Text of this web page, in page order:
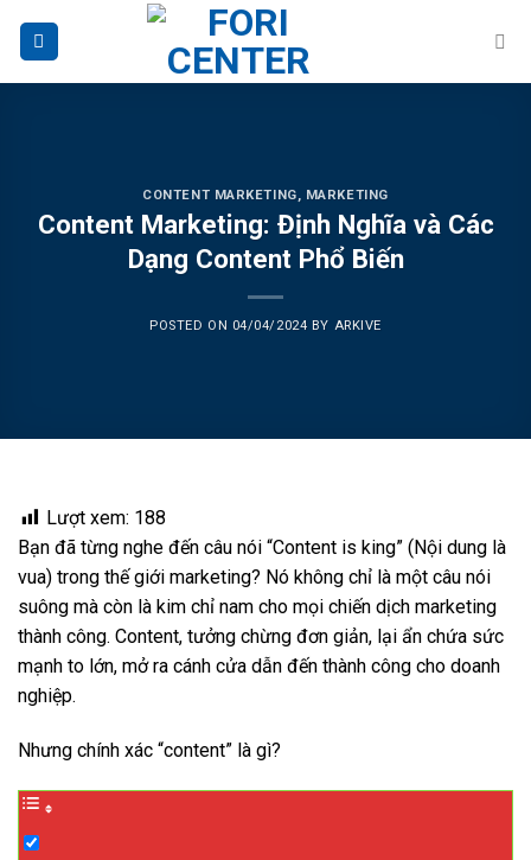
CONTENT MARKETING, MARKETING
Content Marketing: Định Nghĩa và Các
Dạng Content Phổ Biến
POSTED ON 04/04/2024 BY ARKIVE
Lượt xem: 188
Bạn đã từng nghe đến câu nói “Content is king” (Nội dung là
vua) trong thế giới marketing? Nó không chỉ là một câu nói
suông mà còn là kim chỉ nam cho mọi chiến dịch marketing
thành công. Content, tưởng chừng đơn giản, lại ẩn chứa sức
mạnh to lớn, mở ra cánh cửa dẫn đến thành công cho doanh
nghiệp.
Nhưng chính xác “content” là gì?